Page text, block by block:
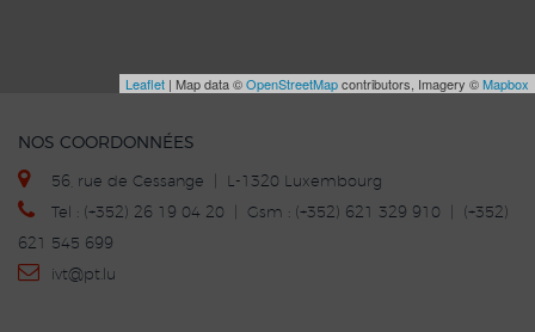
Leaflet | Map data ©OpenStreetMapcontributors, Imagery ©Mapbox
NOS COORDONNÉES
56, rue de Cessange | L-1320 Luxembourg
Tel : (+352) 26 19 04 20 | Gsm : (+352) 621 329 910 | (+352)
621 545 699
ivt@pt.lu